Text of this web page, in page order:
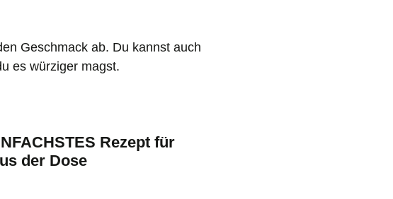
Geschmack ab. Du kannst auch
es würziger magst.
Rezept für
der Dose